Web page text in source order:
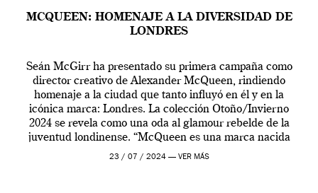
MCQUEEN: HOMENAJE A LA DIVERSIDAD DE
LONDRES
Seán McGirr ha presentado su primera campaña como
director creativo de Alexander McQueen, rindiendo
homenaje a la ciudad que tanto influyó en él y en la
icónica marca: Londres. La colección Otoño/Invierno
2024 se revela como una oda al glamour rebelde de la
juventud londinense. “McQueen es una marca nacida
en Londres y siempre ha […]
23 / 07 / 2024 — VER MÁS